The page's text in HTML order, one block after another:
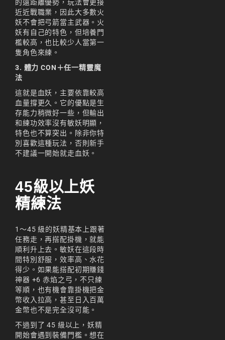
的遠距離優勢，玩法會更接
近近戰職業，因此大多數火
妖不會把弓箭當主武器。火
妖有自己的特色，但培養門
檻較高，也比較少人當第一
隻角色來練。
3. 體力 CON＋任一精靈魔
法
這就是血妖，主要依靠較高
血量撐更久。它的優點是生
存能力稍微好一些，但輸出
和練功效率沒有敏妖明顯，
特色也不算突出。除非你特
別喜歡這種玩法，否則新手
不建議一開始就走血妖。
45級以上妖
精練法
1～45 級的妖精基本上跟著
任務走，再搭配掛機，就能
順利升上去。敏妖在這段時
間特別舒服，效率高、水花
得少。如果能搭配初期賺錢
神器 +6 赤焰之弓，不只練
等順，也有機會靠掛機把金
幣收入拉高，甚至日入百萬
金幣也不是完全沒可能。
不過到了 45 級以上，妖精
開始會遇到裝備門檻。想在